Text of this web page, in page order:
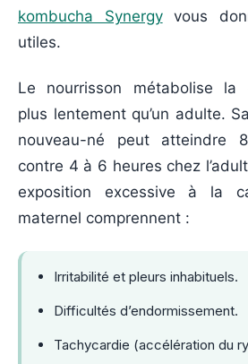
kombucha Synergyvous
utiles.
Le nourrisson métabolise la
plus lentement qu’un adulte.
nouveau-né peut atteindre
contre 4 à 6 heures chez
exposition excessive à la
maternel comprennent :
Irritabilité et pleurs inhabituels.
Difficultés d’endormissement.
Tachycardie (accélération du